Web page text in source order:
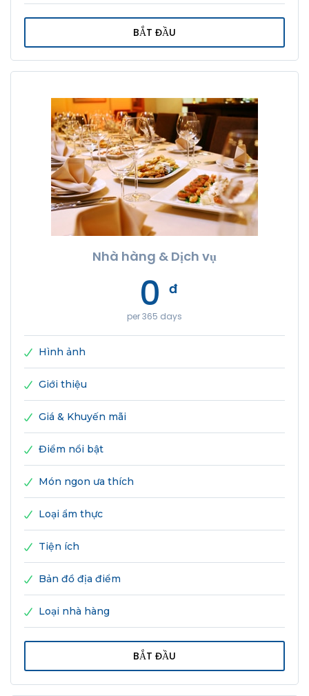
Nhà hàng & Dịch vụ
0 đ
per 365 days
Hình ảnh
Giới thiệu
Giá & Khuyến mãi
Điểm nổi bật
Món ngon ưa thích
Loại ẩm thực
Tiện ích
Bản đồ địa điểm
Loại nhà hàng